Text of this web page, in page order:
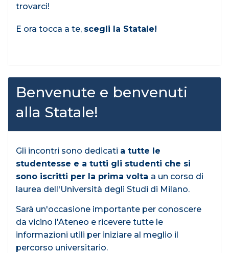
trovarci!
E ora tocca a te, scegli la Statale!
Benvenute e benvenuti
alla Statale!
Gli incontri sono dedicati a tutte le
studentesse e a tutti gli studenti che si
sono iscritti per la prima volta a un corso di
laurea dell'Università degli Studi di Milano.
Sarà un'occasione importante per conoscere
da vicino l'Ateneo e ricevere tutte le
informazioni utili per iniziare al meglio il
percorso universitario.